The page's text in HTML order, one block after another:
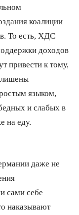
коалиции
То есть, ХДС
доходов
привести к тому,
языком,
и слабых в
на еду.
даже не
сами себе
наказывают